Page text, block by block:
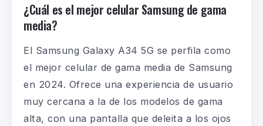
¿Cuál es el mejor celular Samsung de gama
media?
El Samsung Galaxy A34 5G se perfila como
el mejor celular de gama media de Samsung
en 2024. Ofrece una experiencia de usuario
muy cercana a la de los modelos de gama
alta, con una pantalla que deleita a los ojos